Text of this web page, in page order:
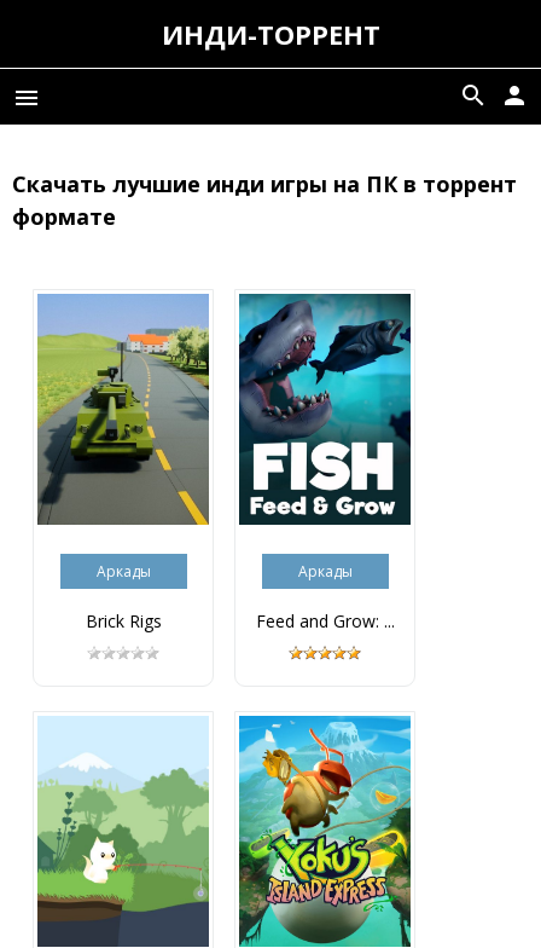
ИНДИ-ТОРРЕНТ
menu person
search
Скачать лучшие инди игры на ПК в торрент
формате
Аркады
Brick Rigs
Аркады
Feed and Grow: ...